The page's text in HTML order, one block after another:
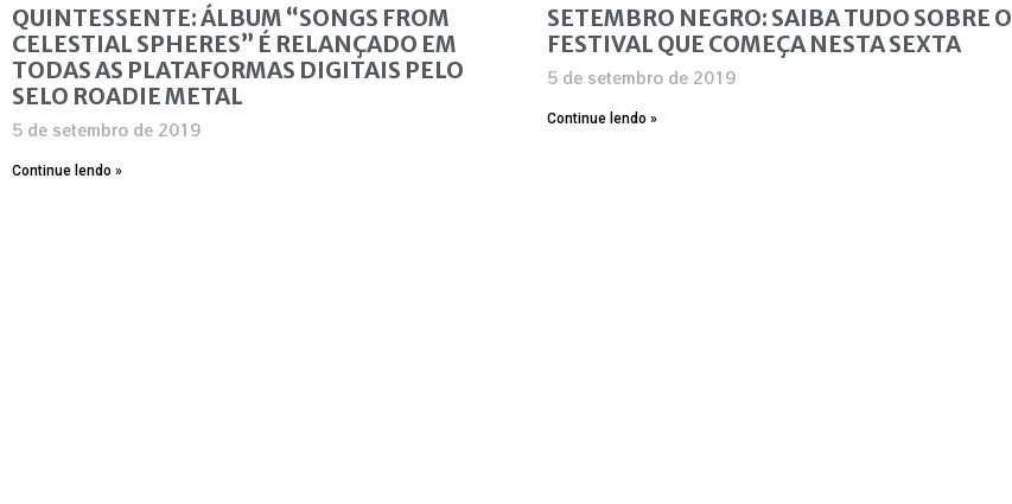
QUINTESSENTE: ÁLBUM “SONGS FROM
CELESTIAL SPHERES” É RELANÇADO EM
TODAS AS PLATAFORMAS DIGITAIS PELO
SELO ROADIE METAL
5 de setembro de 2019
Continue lendo »
SETEMBRO NEGRO: SAIBA TUDO SOBRE O
FESTIVAL QUE COMEÇA NESTA SEXTA
5 de setembro de 2019
Continue lendo »